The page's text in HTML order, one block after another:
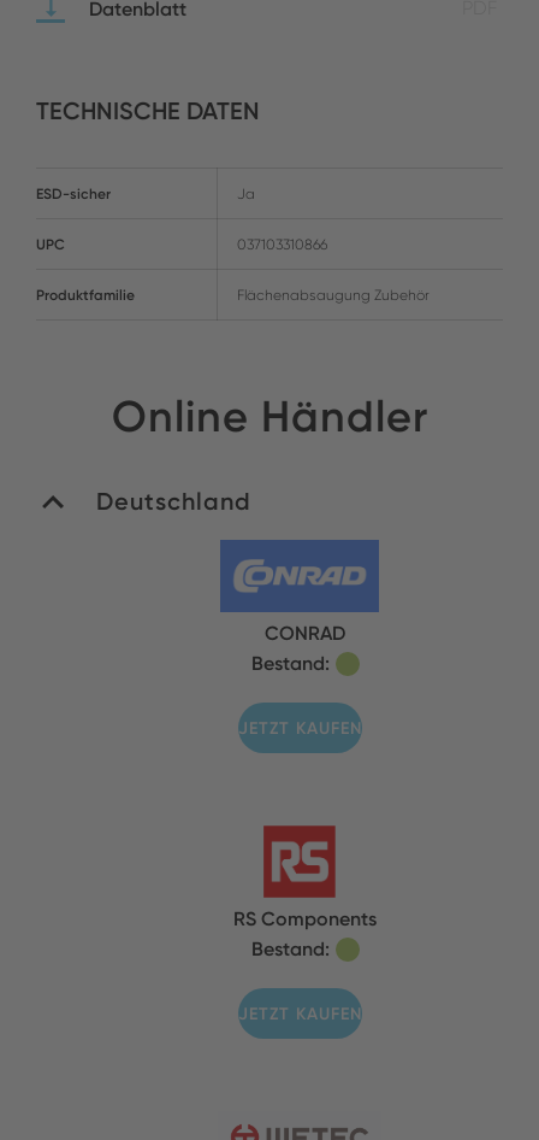
Datenblatt
TECHNISCHE DATEN
ESD-sicher Ja
UPC 037103310866
Produktfamilie Flächenabsaugung Zubehör
Online Händler
Deutschland
CONRAD
Bestand:
JETZT KAUFEN
RS Components
Bestand:
JETZT KAUFEN